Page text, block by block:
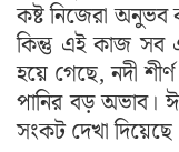
কষ্ট নিজেরা অনুভব
কিন্তু এই কাজ সব
হয়ে গেছে, নদী
পানির বড় অভাব।
সংকট দেখা